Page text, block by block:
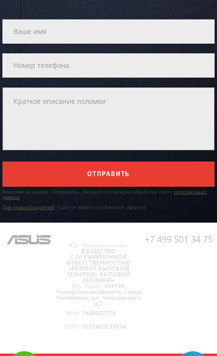
ОТПРАВИТЬ
Нажимая на кнопку «Отправить», вы даете согласие на обработку своих персональных
данных
Для правообладателей | Сайт не является публичной офертой.
+7 499 501 34 75
Юр. Наименование:
ОБЩЕСТВО
С ОГРАНИЧЕННОЙ
ОТВЕТСТВЕННОСТЬЮ
«РЕМОНТ БЫТОВОЙ
ТЕХНИКИ» БЫТОВОЙ
ТЕХНИКИ»
Юр. Адрес: 454138,
Челябинская область, город
Челябинск, ул. Чайковского,
д.7
ИНН: 7448027216
ОГРН: 1037402537534